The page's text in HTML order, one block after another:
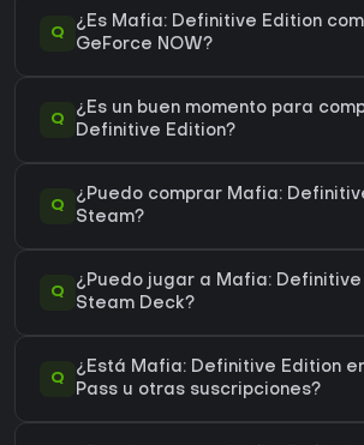
Q
¿Es Mafia: Definitive Edition
GeForce NOW?
Q
¿Es un buen momento para
Definitive Edition?
Q
¿Puedo comprar Mafia:
Steam?
Q
¿Puedo jugar a Mafia: Definitive
Steam Deck?
Q
¿Está Mafia: Definitive Edition
Pass u otras suscripciones?